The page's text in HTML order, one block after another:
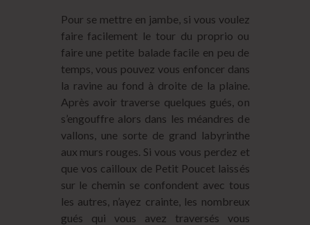
Pour se mettre en jambe, si vous voulez
faire facilement le tour du proprio ou
faire une petite balade facile en peu de
temps, vous pouvez vous enfoncer dans
la ravine au fond à droite de la plaine.
Après avoir traverse quelques gués, on
s’engouffre alors dans les méandres de
vallons, une sorte de grand labyrinthe
aux murs rouges. Si vous vous perdez et
que vos cailloux de Petit Poucet laissés
sur le chemin se confondent avec tous
les autres, n’ayez crainte, les nombreux
gués qui vous avez traversés vous